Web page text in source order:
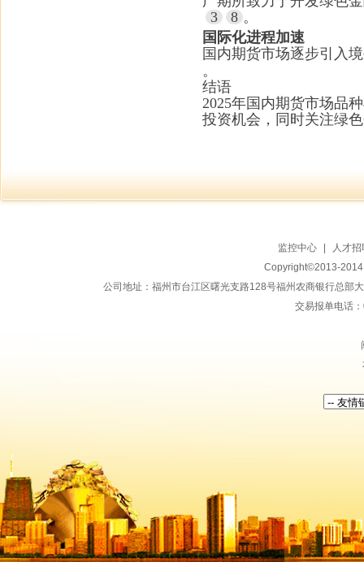
3
8 。
国际化进程加速
国内期货市场逐步引入
。
结语
2025年国内期货市场品
投资机会，同时关注绿
监控中心 |
人才招
Copyright©2013-
公司地址：福州市台江区曙光支路128号福州农商银行总
交易报单电话